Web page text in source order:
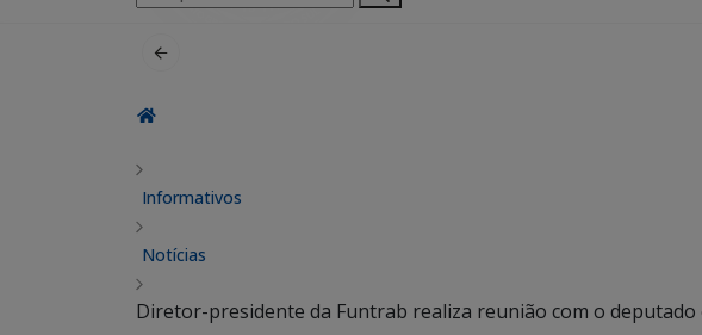
por:
Informativos
Notícias
Diretor-presidente da Funtrab realiza reunião com o deputado